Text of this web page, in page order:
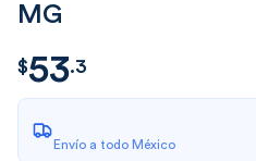
MG
$53.3
$53.3
Envío a todo México